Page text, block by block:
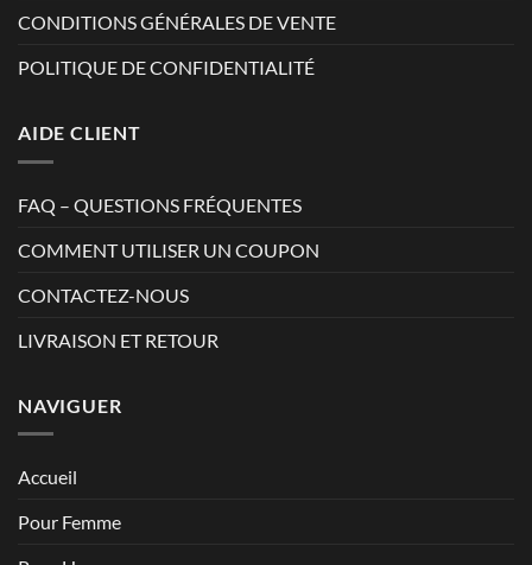
CONDITIONS GÉNÉRALES DE VENTE
POLITIQUE DE CONFIDENTIALITÉ
AIDE CLIENT
FAQ – QUESTIONS FRÉQUENTES
COMMENT UTILISER UN COUPON
CONTACTEZ-NOUS
LIVRAISON ET RETOUR
NAVIGUER
Accueil
Pour Femme